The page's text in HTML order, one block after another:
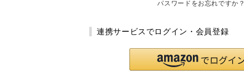
パスワードをお忘れですか？
連携サービスでログイン・会員登録